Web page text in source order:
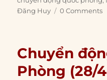
Đăng Huy
0 Comments
Chuyển
Phòng (28/